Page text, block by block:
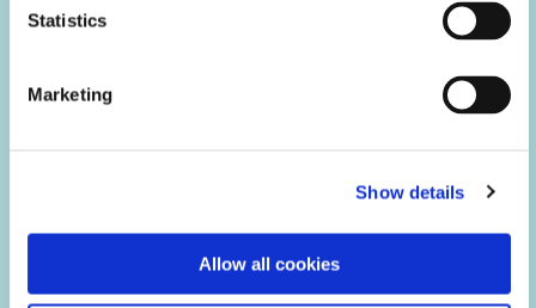
Statistics
Marketing
Show details
Allow all cookies